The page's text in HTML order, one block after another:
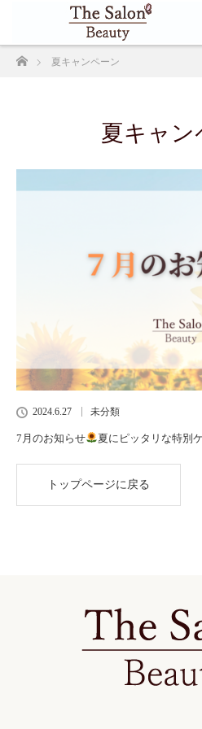
ホーム夏キャンペーン
夏キャン
2024.6.27 未分類
7月のお知らせ 夏にピッタリな特別
トップページに戻る